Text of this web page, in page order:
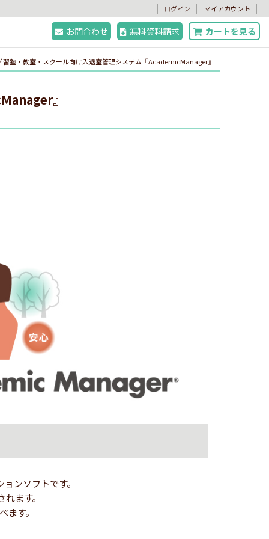
ログイン マイアカウント
お問合わせ 無料資料請求 カートを見る
習塾・教室・スクール向け入退室管理システム『AcademicManager』
』
ンソフトです。
ます。
す。